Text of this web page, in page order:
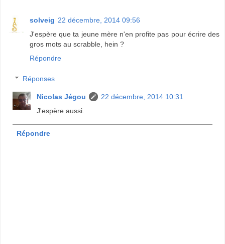
solveig 22 décembre, 2014 09:56
J'espère que ta jeune mère n'en profite pas pour écrire des
gros mots au scrabble, hein ?
Répondre
Réponses
Nicolas Jégou
22 décembre, 2014 10:31
J'espère aussi.
Répondre